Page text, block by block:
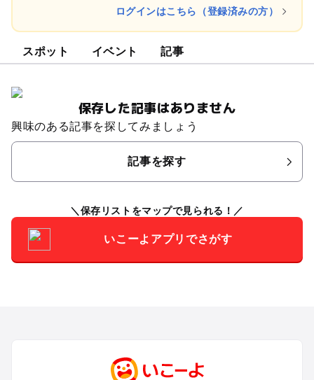
ログインはこちら（登録済みの方）
スポット イベント 記事
保存した記事はありません
興味のある記事を探してみましょう
記事を探す
保存リストをマップで見られる！
いこーよアプリでさがす